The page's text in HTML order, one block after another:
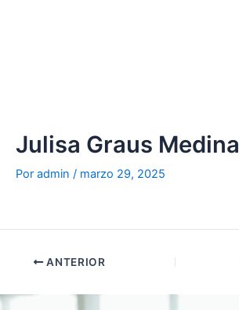
Julisa Graus Medina
Por admin / marzo 29, 2025
ANTERIOR